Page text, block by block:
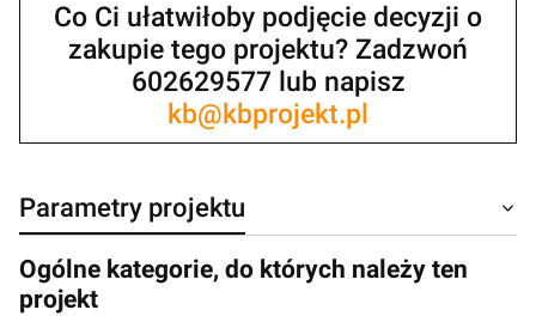
Co Ci ułatwiłoby podjęcie decyzji o
zakupie tego projektu? Zadzwoń
602629577 lub napisz
kb@kbprojekt.pl
Parametry projektu
Ogólne kategorie, do których należy ten
projekt